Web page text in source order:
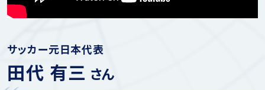
サッカー元日本代表
田代 有三 さん